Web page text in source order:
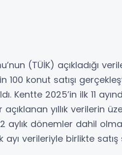
(TÜİK) açıkladığı
100 konut satışı
Kentte 2025’in ilk 11
yıllık verilerin
aylık dönemler dahil
ayı verileriyle birlikte